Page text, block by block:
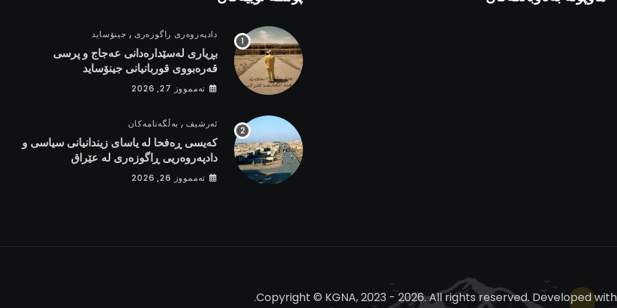
دادپەروەری راگوزەری , جینۆساید
بڕیاری لەسێدارەدانی عەجاج و پرسی
قەرەبووی قوربانیانی جینۆساید
تەممووز 27, 2026
ئەرشیف, بەڵگەنامەکان
کەیسی ڕەفحا لە یاسای زیندانیانی سیاسی و
دادپەروەریی ڕاگوزەری لە عێراق
تەممووز 26, 2026
Copyright © KGNA, 2023 - 2026. All rights reserved. Developed